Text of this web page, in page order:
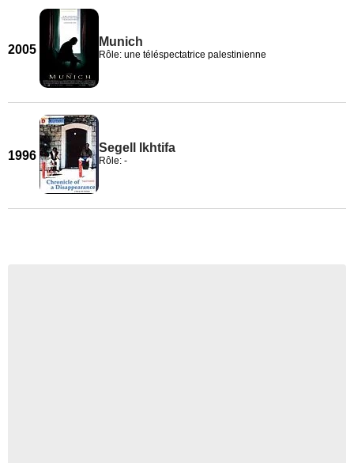
2005
Munich
Rôle: une téléspectatrice palestinienne
1996
Segell Ikhtifa
Rôle: -